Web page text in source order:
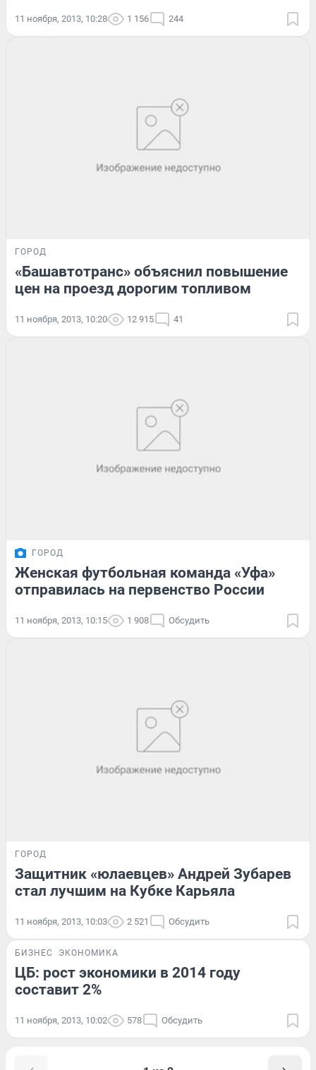
11 ноября, 2013, 10:28 1 156 244
ГОРОД
«Башавтотранс» объяснил повышение
цен на проезд дорогим топливом
11 ноября, 2013, 10:20 12 915 41
ГОРОД
Женская футбольная команда «Уфа»
отправилась на первенство России
11 ноября, 2013, 10:15 1 908 Обсудить
ГОРОД
Защитник «юлаевцев» Андрей Зубарев
стал лучшим на Кубке Карьяла
11 ноября, 2013, 10:03 2 521 Обсудить
БИЗНЕС ЭКОНОМИКА
ЦБ: рост экономики в 2014 году
составит 2%
11 ноября, 2013, 10:02 578 Обсудить